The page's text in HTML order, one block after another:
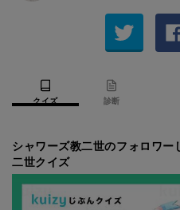
クイズ 診断
シャワーズ教二世のフォロワ
二世クイズ